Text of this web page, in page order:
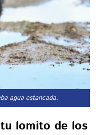
agua estancada.
lomito de los